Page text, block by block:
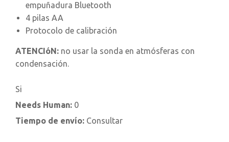
empuñadura Bluetooth
4 pilas AA
Protocolo de calibración
ATENCIóN: no usar la sonda en atmósferas con
condensación.
Si
Needs Human: 0
Tiempo de envío: Consultar